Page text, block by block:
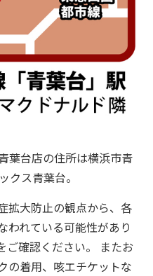
葉台店の住所は横浜市青
ス青葉台。
大防止の観点から、各
われている可能性があり
ご確認ください。 またお
の着用、咳エチケットな